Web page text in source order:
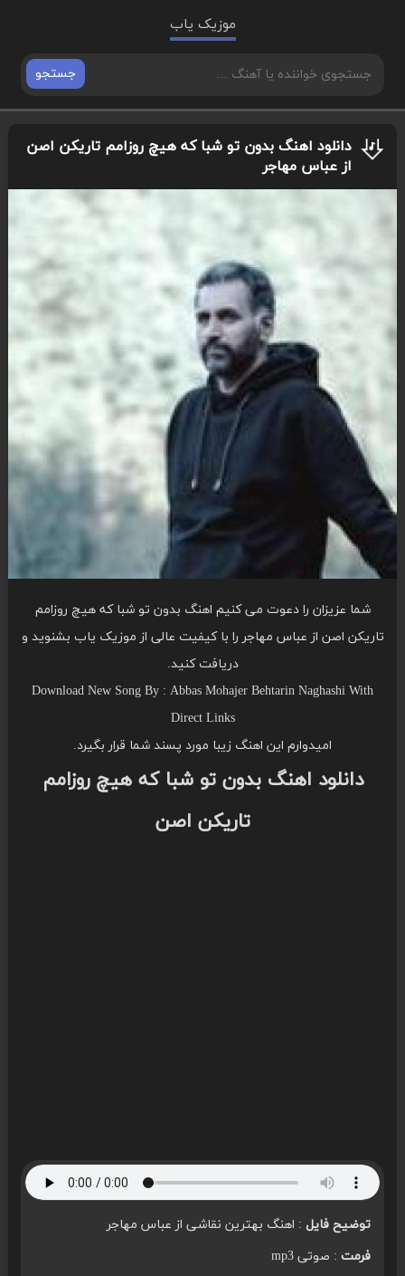
موزیک یاب
جستجو
دانلود اهنگ بدون تو شبا که هیچ روزامم تاریکن اصن
از عباس مهاجر
شما عزیزان را دعوت می کنیم اهنگ بدون تو شبا که هیچ روزامم
تاریکن اصن از عباس مهاجر را با کیفیت عالی از موزیک یاب بشنوید و
دریافت کنید.
Download New Song By : Abbas Mohajer Behtarin Naghashi With
Direct Links
امیدوارم این اهنگ زیبا مورد پسند شما قرار بگیرد.
دانلود اهنگ بدون تو شبا که هیچ روزامم
تاریکن اصن
توضیح فایل: اهنگ بهترین نقاشی از عباس مهاجر
فرمت: صوتی mp3